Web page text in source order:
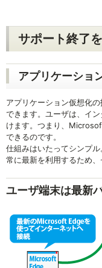
サポート終了
アプリケーショ
アプリケーション仮想化
できます。ユーザは、イ
けます。つまり、
できるのです。
仕組みはいたってシンプル
常に最新を利用するため
ユーザ端末は最新